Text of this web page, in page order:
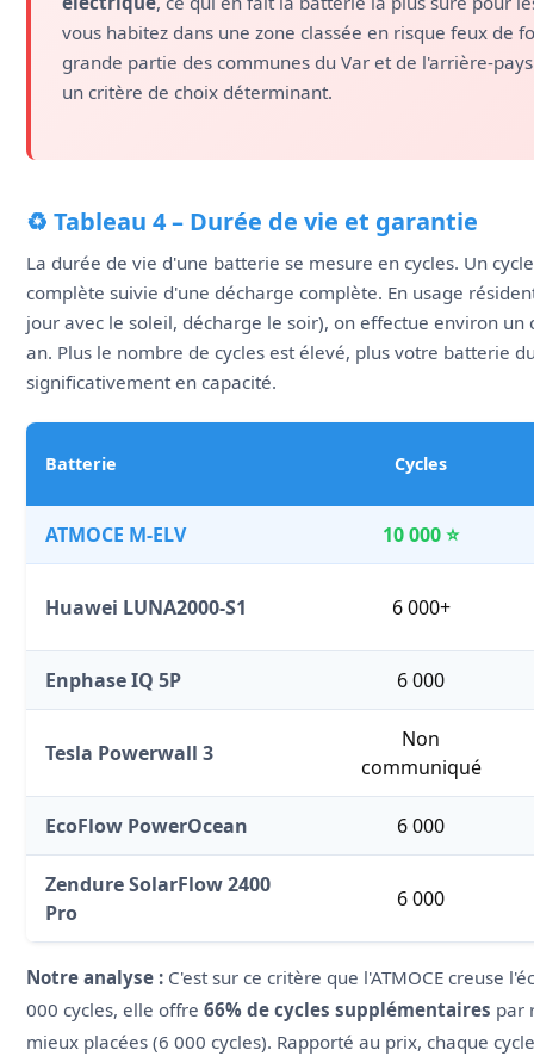
vous habitez dans une zone classée en risque feux de
grande partie des communes du Var et de l'arrière-
un critère de choix déterminant.
♻️ Tableau 4 – Durée de vie et garantie
La durée de vie d'une batterie se mesure en cycles. Un
complète suivie d'une décharge complète. En usage
jour avec le soleil, décharge le soir), on effectue environ un
an. Plus le nombre de cycles est élevé, plus votre batterie
significativement en capacité.
Batterie Cycles
ATMOCE M-ELV 10 000 ⭐
Huawei LUNA2000-S1 6 000+
Enphase IQ 5P 6 000
Tesla Powerwall 3
Non
communiqué
EcoFlow PowerOcean 6 000
Zendure SolarFlow 2400
Pro
6 000
Notre analyse : C'est sur ce critère que l'ATMOCE creuse
000 cycles, elle offre66% de cycles supplémentaires par
mieux placées (6 000 cycles). Rapporté au prix, chaque